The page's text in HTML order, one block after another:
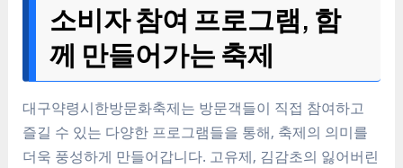
소비자 참여 프로그램, 함
께 만들어가는 축제
대구약령시한방문화축제는 방문객들이 직접 참여하고
즐길 수 있는 다양한 프로그램들을 통해, 축제의 의미를
더욱 풍성하게 만들어갑니다. 고유제, 김감초의 잃어버린